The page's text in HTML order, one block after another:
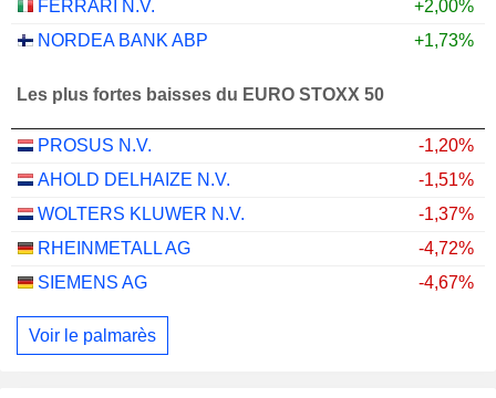
FERRARI N.V.
+2,00%
NORDEA BANK ABP
+1,73%
Les plus fortes baisses du EURO STOXX 50
PROSUS N.V.
-1,20%
AHOLD DELHAIZE N.V.
-1,51%
WOLTERS KLUWER N.V.
-1,37%
RHEINMETALL AG
-4,72%
SIEMENS AG
-4,67%
Voir le palmarès